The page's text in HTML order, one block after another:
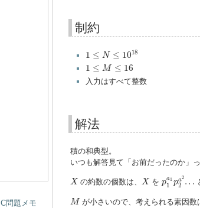
問題メモ
制約
1 ≤ N ≤ 1018
≤10
1 ≤ M ≤ 16
1 M ≤16
入力はすべて整数
解法
積の和典型。
いつも解答見て「お前だったのか」
X
X の約数の個数は、 X
X をpa1
1 pa2
2 . . .
p1a p
M
M が小さいので、考えられる素因数